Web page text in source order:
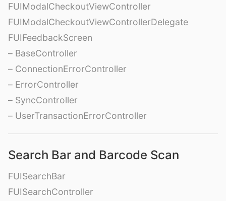
FUIModalCheckoutViewController
FUIModalCheckoutViewControllerDelegate
FUIFeedbackScreen
– BaseController
– ConnectionErrorController
– ErrorController
– SyncController
– UserTransactionErrorController
Search Bar and Barcode Scan
FUISearchBar
FUISearchController